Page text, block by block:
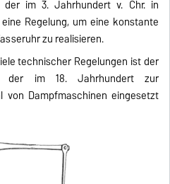
der im 3. Jahrhundert v. Chr. in
Regelung, um eine konstante
zu realisieren.
technischer Regelungen ist der
der im 18. Jahrhundert zur
von Dampfmaschinen eingesetzt